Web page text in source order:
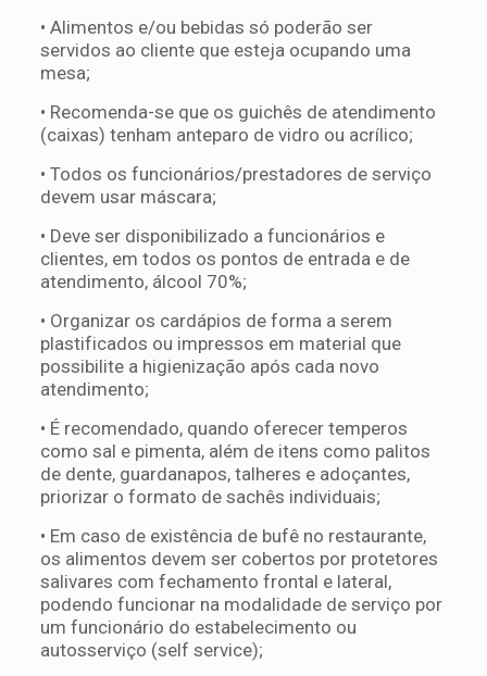
• Alimentos e/ou bebidas só poderão ser
servidos ao cliente que esteja ocupando uma
mesa;
• Recomenda-se que os guichês de atendimento
(caixas) tenham anteparo de vidro ou acrílico;
• Todos os funcionários/prestadores de serviço
devem usar máscara;
• Deve ser disponibilizado a funcionários e
clientes, em todos os pontos de entrada e de
atendimento, álcool 70%;
• Organizar os cardápios de forma a serem
plastificados ou impressos em material que
possibilite a higienização após cada novo
atendimento;
• É recomendado, quando oferecer temperos
como sal e pimenta, além de itens como palitos
de dente, guardanapos, talheres e adoçantes,
priorizar o formato de sachês individuais;
• Em caso de existência de bufê no restaurante,
os alimentos devem ser cobertos por protetores
salivares com fechamento frontal e lateral,
podendo funcionar na modalidade de serviço por
um funcionário do estabelecimento ou
autosserviço (self service);